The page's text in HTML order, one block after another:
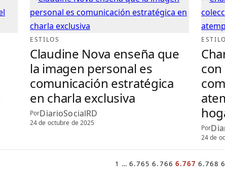
D
ESTILOS
Claudine Nova enseña que
la imagen personal es
comunicación estratégica
en charla exclusiva
PorDiarioSocialRD
24 de octubre de 2025
Por
24 de
1 … 6.765 6.766 6.767 6.768